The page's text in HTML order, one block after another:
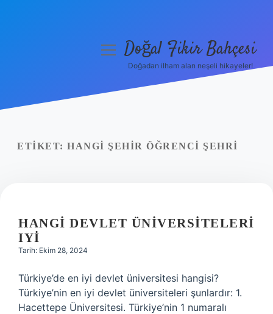
Yasal Uyarı
menüyüDoğal Fikir Bahçesi
Doğadan ilham alan neşeli hikayeler!
ETIKET: HANGI ŞEHIR ÖĞRENCI ŞEHRI
HANGI DEVLET ÜNIVERSITELERI
IYI
Tarih: Ekim 28, 2024
Türkiye’de en iyi devlet üniversitesi hangisi?
Türkiye’nin en iyi devlet üniversiteleri şunlardır: 1.
Hacettepe Üniversitesi. Türkiye’nin 1 numaralı